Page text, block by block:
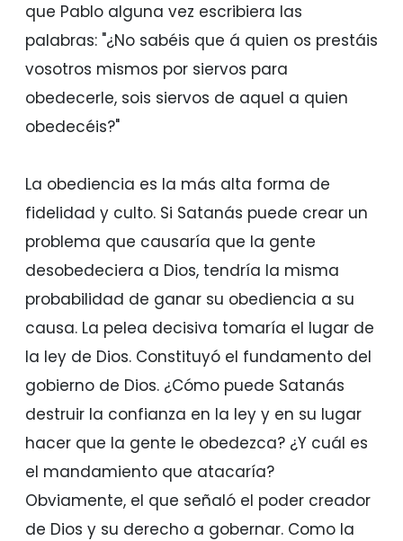
que Pablo alguna vez escribiera las
palabras: "¿No sabéis que á quien os prestáis
vosotros mismos por siervos para
obedecerle, sois siervos de aquel a quien
obedecéis?"
La obediencia es la más alta forma de
fidelidad y culto. Si Satanás puede crear un
problema que causaría que la gente
desobedeciera a Dios, tendría la misma
probabilidad de ganar su obediencia a su
causa. La pelea decisiva tomaría el lugar de
la ley de Dios. Constituyó el fundamento del
gobierno de Dios. ¿Cómo puede Satanás
destruir la confianza en la ley y en su lugar
hacer que la gente le obedezca? ¿Y cuál es
el mandamiento que atacaría?
Obviamente, el que señaló el poder creador
de Dios y su derecho a gobernar. Como la